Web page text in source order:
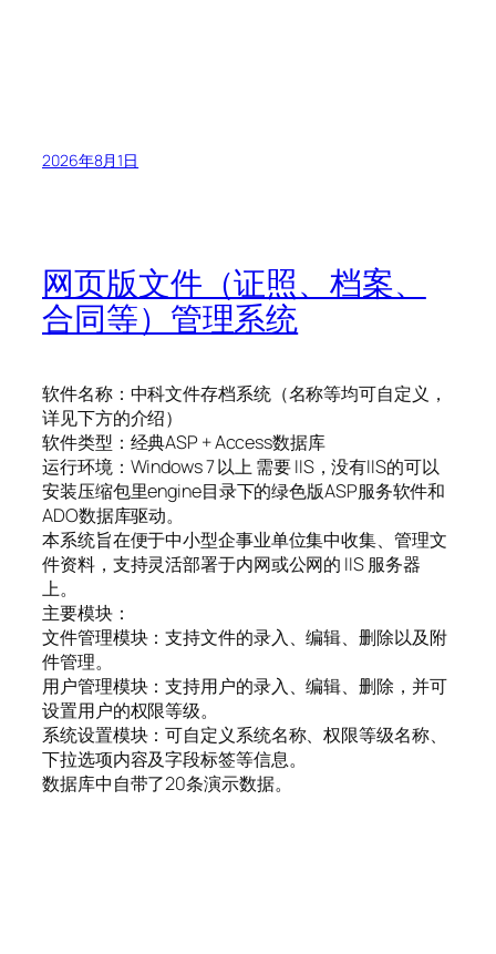
2026年8月1日
网页版文件（证照、档案、
合同等）管理系统
软件名称：中科文件存档系统（名称等均可自定义，
详见下方的介绍）
软件类型：经典ASP + Access数据库
运行环境：Windows 7 以上 需要 IIS，没有IIS的可以
安装压缩包里engine目录下的绿色版ASP服务软件和
ADO数据库驱动。
本系统旨在便于中小型企事业单位集中收集、管理文
件资料，支持灵活部署于内网或公网的 IIS 服务器
上。
主要模块：
文件管理模块：支持文件的录入、编辑、删除以及附
件管理。
用户管理模块：支持用户的录入、编辑、删除，并可
设置用户的权限等级。
系统设置模块：可自定义系统名称、权限等级名称、
下拉选项内容及字段标签等信息。
数据库中自带了20条演示数据。